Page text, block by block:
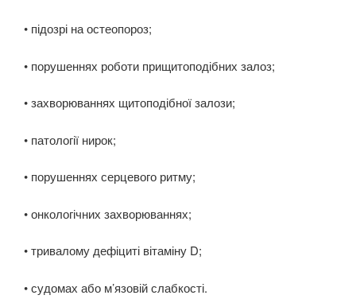
• підозрі на остеопороз;
• порушеннях роботи прищитоподібних залоз;
• захворюваннях щитоподібної залози;
• патології нирок;
• порушеннях серцевого ритму;
• онкологічних захворюваннях;
• тривалому дефіциті вітаміну D;
• судомах або м’язовій слабкості.